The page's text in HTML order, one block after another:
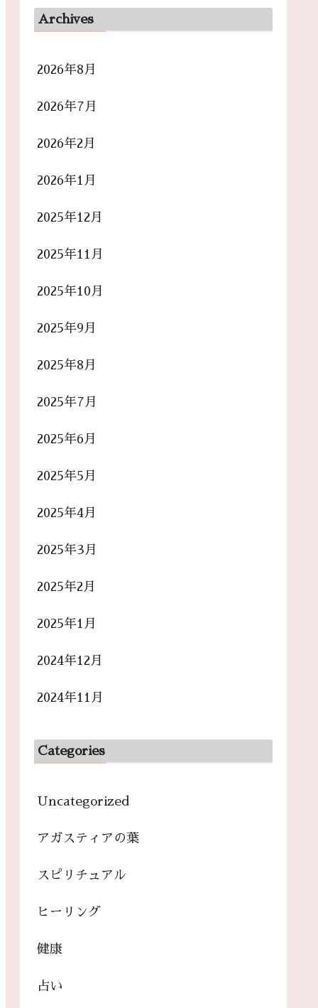
Archives
2026年8月
2026年7月
2026年2月
2026年1月
2025年12月
2025年11月
2025年10月
2025年9月
2025年8月
2025年7月
2025年6月
2025年5月
2025年4月
2025年3月
2025年2月
2025年1月
2024年12月
2024年11月
Categories
Uncategorized
アガスティアの葉
スピリチュアル
ヒーリング
健康
占い